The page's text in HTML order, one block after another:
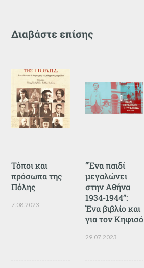
Διαβάστε επίσης
Τόποι και
πρόσωπα της
Πόλης
7.08.2023
“Ένα παιδί
μεγαλώνει
στην Αθήνα
1934-1944”:
Ένα βιβλίο και
για τον Κηφισό
29.07.2023